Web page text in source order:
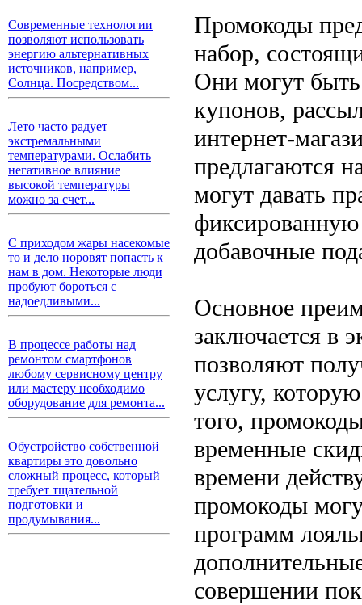
Современные технологии
позволяют использовать
энергию альтернативных
источников, например,
Солнца. Посредством...
Лето часто радует
экстремальными
температурами. Ослабить
негативное влияние
высокой температуры
можно за счет...
С приходом жары насекомые
то и дело норовят попасть к
нам в дом. Некоторые люди
пробуют бороться с
надоедливыми...
В процессе работы над
ремонтом смартфонов
любому сервисному центру
или мастеру необходимо
оборудование для ремонта...
Обустройство собственной
квартиры это довольно
сложный процесс, который
требует тщательной
подготовки и
продумывания...
Промокоды
набор,
Они могут
купонов,
интернет-
предлагаются
могут давать
добавочные
Основное
заключается в
позволяют
услугу,
того,
временные
времени
промокоды
программ
совершении